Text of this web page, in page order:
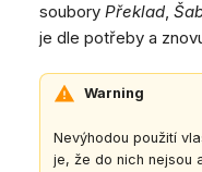
soubory Překlad,
je dle potřeby a
Warning
Nevýhodou použití
je, že do nich nejsou